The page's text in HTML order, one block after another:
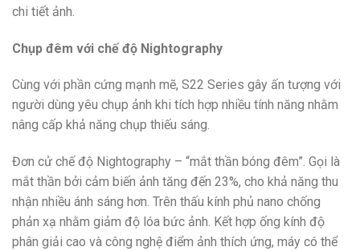
chi tiết ảnh.
Chụp đêm với chế độ Nightography
Cùng với phần cứng mạnh mẽ, S22 Series gây ấn tượng với
người dùng yêu chụp ảnh khi tích hợp nhiều tính năng nhằm
nâng cấp khả năng chụp thiếu sáng.
Đơn cử chế độ Nightography – “mắt thần bóng đêm”. Gọi là
mắt thần bởi cảm biến ảnh tăng đến 23%, cho khả năng thu
nhận nhiều ánh sáng hơn. Trên thấu kính phủ nano chống
phản xạ nhằm giảm độ lóa bức ảnh. Kết hợp ống kính độ
phân giải cao và công nghệ điểm ảnh thích ứng, máy có thể